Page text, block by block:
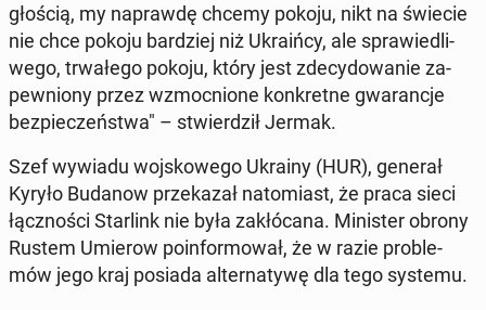
gło­ścią, my na­praw­dę chcemy pokoju, nikt na świecie
nie chce pokoju bar­dziej niż Ukra­iń­cy, ale spra­wie­dli­
we­go, trwa­łe­go pokoju, który jest zde­cy­do­wa­nie za­
pew­nio­ny przez wzmoc­nio­ne kon­kret­ne gwa­ran­cje
bez­pie­czeń­stwa" – stwier­dził Jermak.
Szef wywiadu woj­sko­we­go Ukrainy (HUR), generał
Kyryło Budanow prze­ka­zał na­to­miast, że praca sieci
łącz­no­ści Star­link nie była za­kłó­ca­na. Mi­ni­ster obrony
Rustem Umierow po­in­for­mo­wał, że w razie pro­ble­
mów jego kraj posiada al­ter­na­ty­wę dla tego systemu.